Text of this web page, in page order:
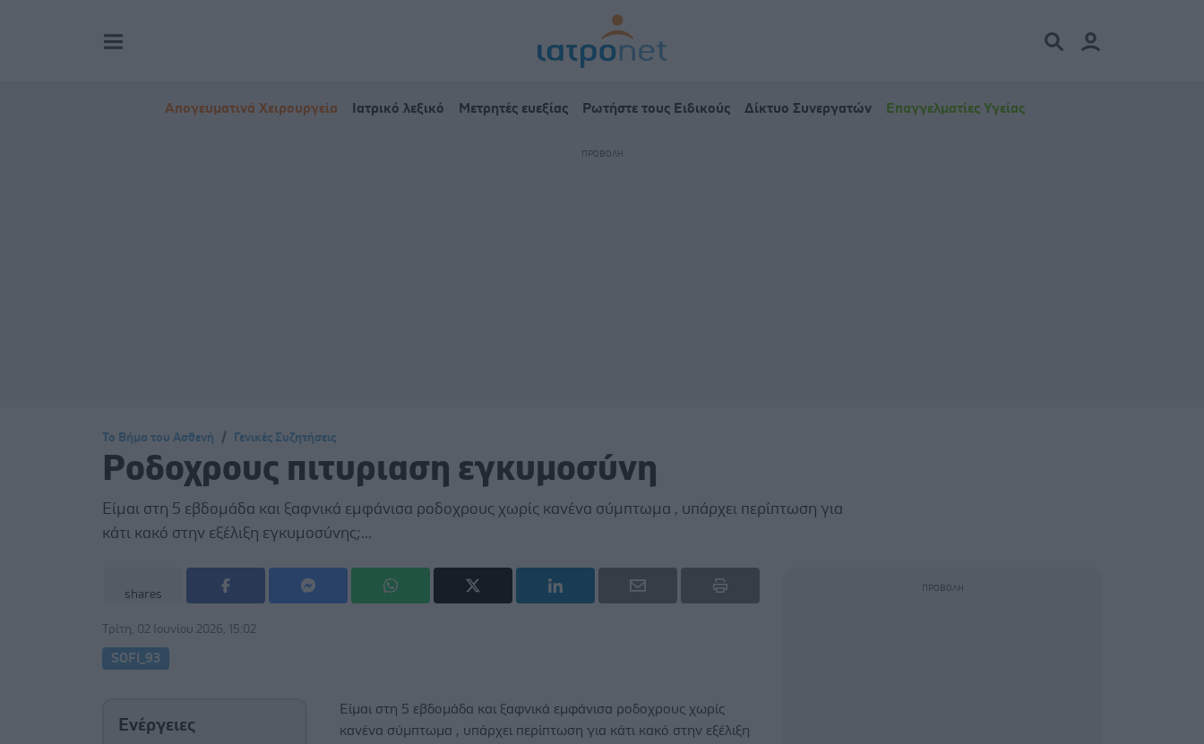
Απογευματινά Χειρουργεία Ιατρικό λεξικό Μετρητές ευεξίας Ρωτήστε τους Ειδικούς Δίκτυο Συνεργατών Επαγγελματίες Υγείας
Το Βήμα του Ασθενή Γενικές Συζητήσεις
Ροδοχρους πιτυριαση εγκυμοσύνη
Είμαι στη 5 εβδομάδα και ξαφνικά εμφάνισα ροδοχρους χωρίς κανένα σύμπτωμα , υπάρχει περίπτωση για
κάτι κακό στην εξέλιξη εγκυμοσύνης;...
shares
Τρίτη, 02 Ιουνίου 2026, 15:02
SOFI_93
Ενέργειες
Είμαι στη 5 εβδομάδα και ξαφνικά εμφάνισα ροδοχρους χωρίς
κανένα σύμπτωμα , υπάρχει περίπτωση για κάτι κακό στην εξέλιξη